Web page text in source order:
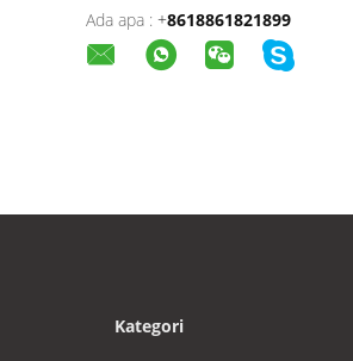
Ada apa : +8618861821899
Kategori